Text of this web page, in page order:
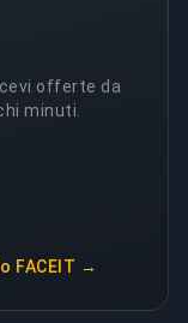
offerte da
minuti.
FACEIT →